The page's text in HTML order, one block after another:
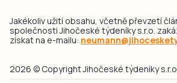
Jakékoliv užití obsahu, včetně převzetí
společnosti Jihočeské týdeníky s.r.o.
získat na e-mailu:
2026 © Copyright Jihočeské týdeníky